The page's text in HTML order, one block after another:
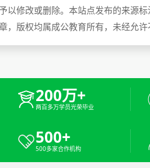
以修改或删除。本站点发布的来源标
，版权均属成公教育所有，未经允许
200万+
两百多万学员光荣毕业
500+
500多家合作机构